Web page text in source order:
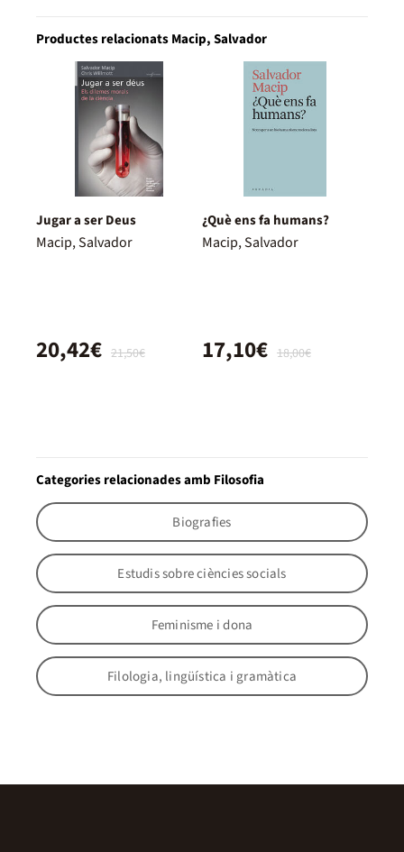
Productes relacionats Macip, Salvador
Jugar a ser Deus
Macip, Salvador
21,50€
20,42€
¿Què ens fa humans?
Macip, Salvador
18,00€
17,10€
Categories relacionades amb Filosofia
Biografies
Estudis sobre ciències socials
Feminisme i dona
Filologia, lingüística i gramàtica